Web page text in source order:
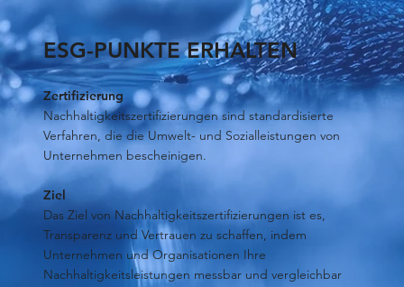
ESG-PUNKTE ERHALTEN
Zertifizierung
Nachhaltigkeitszertifizierungen sind standardisierte
Verfahren, die die Umwelt- und Sozialleistungen von
Unternehmen bescheinigen.
Ziel
Das Ziel von Nachhaltigkeitszertifizierungen ist es,
Transparenz und Vertrauen zu schaffen, indem
Unternehmen und Organisationen Ihre
Nachhaltigkeitsleistungen messbar und vergleichbar